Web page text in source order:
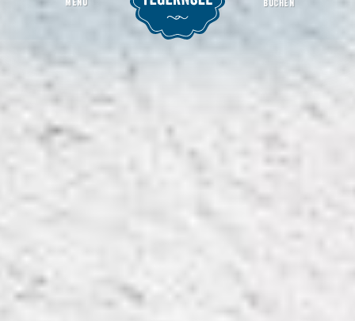
Startseite Eddy´s Bodega
MENU BUCHEN